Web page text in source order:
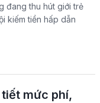
đang thu hút giới trẻ
kiếm tiền hấp dẫn
tiết mức phí,